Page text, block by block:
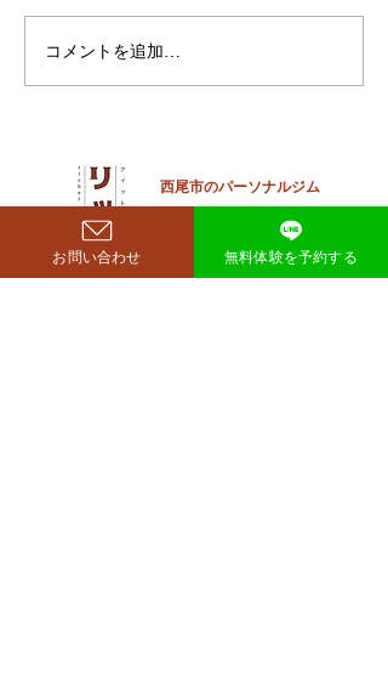
重123キロから85キロへ、マ
イナス38キロのダイエットに
注目を集めています。 鈴木も
ぐらが痩せたのはいつ？きっ
かけは何？ もぐらさんがダイ
エット成功を明かしたのは、
コメントを追加…
西尾市のパーソナルジム
richer fitness
お問い合わせ 無料体験を予約する